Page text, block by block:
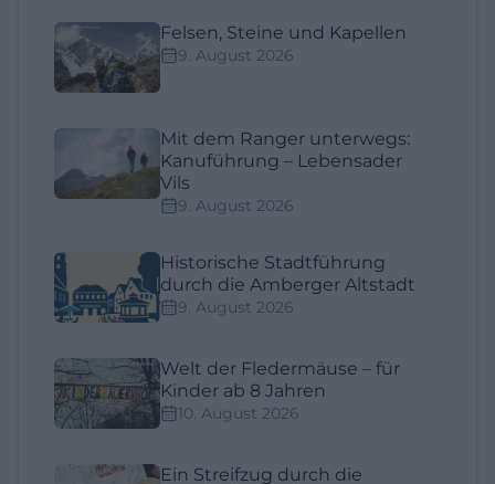
Felsen, Steine und Kapellen
9. August 2026
Mit dem Ranger unterwegs:
Kanuführung – Lebensader
Vils
9. August 2026
Historische Stadtführung
durch die Amberger Altstadt
9. August 2026
Welt der Fledermäuse – für
Kinder ab 8 Jahren
10. August 2026
Ein Streifzug durch die